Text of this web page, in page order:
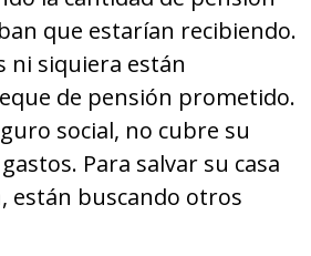
que estarían recibiendo.
ni siquiera están
de pensión prometido.
social, no cubre su
Para salvar su casa
están buscando otros